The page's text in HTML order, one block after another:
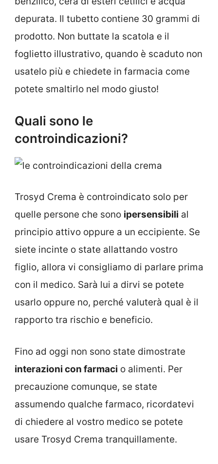
depurata. Il tubetto contiene 30 grammi di
prodotto. Non buttate la scatola e il
foglietto illustrativo, quando è scaduto non
usatelo più e chiedete in farmacia come
potete smaltirlo nel modo giusto!
Quali sono le
controindicazioni?
Trosyd Crema è controindicato solo per
quelle persone che sono ipersensibili al
principio attivo oppure a un eccipiente. Se
siete incinte o state allattando vostro
figlio, allora vi consigliamo di parlare prima
con il medico. Sarà lui a dirvi se potete
usarlo oppure no, perché valuterà qual è il
rapporto tra rischio e beneficio.
Fino ad oggi non sono state dimostrate
interazioni con farmaci o alimenti. Per
precauzione comunque, se state
assumendo qualche farmaco, ricordatevi
di chiedere al vostro medico se potete
usare Trosyd Crema tranquillamente.